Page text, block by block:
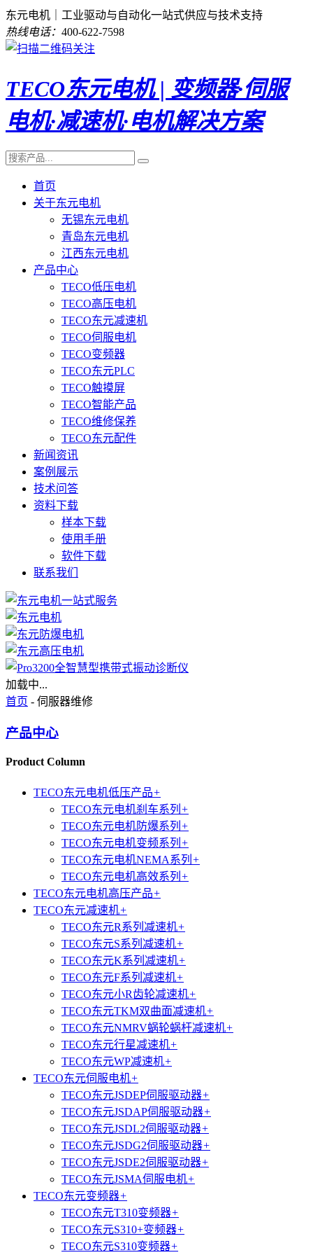
东元电机｜工业驱动与自动化一站式供应与技术支持
热线电话： 400-622-7598
TECO东元电机 | 变频器·伺服
电机·减速机·电机解决方案
首页
关于东元电机
无锡东元电机
青岛东元电机
江西东元电机
产品中心
TECO低压电机
TECO高压电机
TECO东元减速机
TECO伺服电机
TECO变频器
TECO东元PLC
TECO触摸屏
TECO智能产品
TECO维修保养
TECO东元配件
新闻资讯
案例展示
技术问答
资料下载
样本下载
使用手册
软件下载
联系我们
加载中...
首页 - 伺服器维修
产品中心
Product Column
TECO东元电机低压产品+
TECO东元电机刹车系列 +
TECO东元电机防爆系列 +
TECO东元电机变频系列 +
TECO东元电机NEMA系列 +
TECO东元电机高效系列 +
TECO东元电机高压产品+
TECO东元减速机+
TECO东元R系列减速机+
TECO东元S系列减速机+
TECO东元K系列减速机+
TECO东元F系列减速机+
TECO东元小R齿轮减速机+
TECO东元TKM双曲面减速机+
TECO东元NMRV蜗轮蜗杆减速机+
TECO东元行星减速机+
TECO东元WP减速机+
TECO东元伺服电机+
TECO东元JSDEP伺服驱动器+
TECO东元JSDAP伺服驱动器+
TECO东元JSDL2伺服驱动器+
TECO东元JSDG2伺服驱动器+
TECO东元JSDE2伺服驱动器+
TECO东元JSMA伺服电机+
TECO东元变频器+
TECO东元T310变频器+
TECO东元S310+变频器+
TECO东元S310变频器+